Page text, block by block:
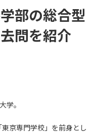
部の総合型
問を紹介
学。
京専門学校」を前身とし